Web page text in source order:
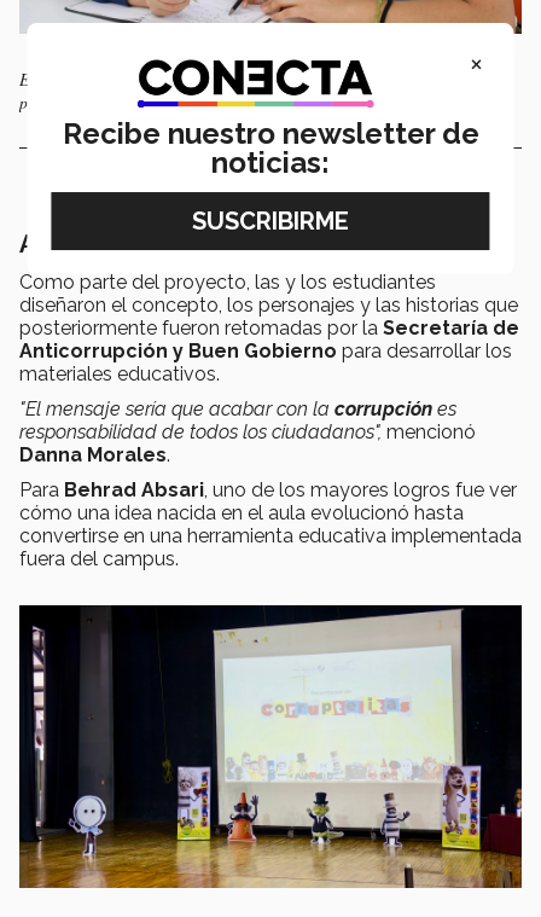
Estudiantes del Tec Puebla trabajan en el desarrollo creativo y la
planeación del proyecto audiovisual Corruptelitas.
Aprendizaje con impacto social
Como parte del proyecto, las y los estudiantes
diseñaron el concepto, los personajes y las historias que
posteriormente fueron retomadas por la Secretaría de
Anticorrupción y Buen Gobierno para desarrollar los
materiales educativos.
"El mensaje sería que acabar con la corrupción es
responsabilidad de todos los ciudadanos", mencionó
Danna Morales.
Para Behrad Absari , uno de los mayores logros fue ver
cómo una idea nacida en el aula evolucionó hasta
convertirse en una herramienta educativa implementada
fuera del campus.
×
Recibe nuestro newsletter de
noticias: